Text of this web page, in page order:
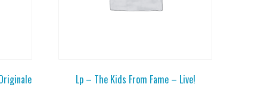
Lp – The Kids From Fame – Live!